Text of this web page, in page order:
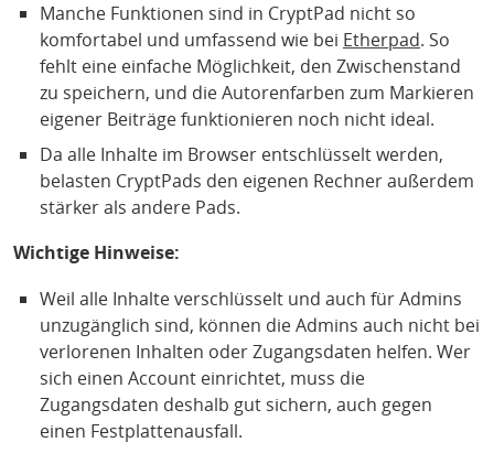
Manche Funktionen sind in CryptPad nicht so
komfortabel und umfassend wie bei Etherpad. So
fehlt eine einfache Möglichkeit, den Zwischenstand
zu speichern, und die Autorenfarben zum Markieren
eigener Beiträge funktionieren noch nicht ideal.
Da alle Inhalte im Browser entschlüsselt werden,
belasten CryptPads den eigenen Rechner außerdem
stärker als andere Pads.
Wichtige Hinweise:
Weil alle Inhalte verschlüsselt und auch für Admins
unzugänglich sind, können die Admins auch nicht bei
verlorenen Inhalten oder Zugangsdaten helfen. Wer
sich einen Account einrichtet, muss die
Zugangsdaten deshalb gut sichern, auch gegen
einen Festplattenausfall.